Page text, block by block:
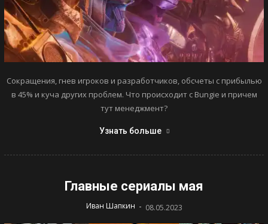
Сокращения, гнев игроков и разработчиков, обсчеты с прибылью
в 45% и куча других проблем. Что происходит с Bungie и причем
тут менеджмент?
Узнать больше
Главные сериалы мая
Иван Шапкин - 08.05.2023